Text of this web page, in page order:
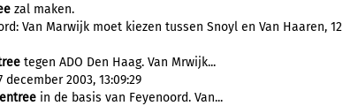
zal maken.
Van Marwijk moet kiezen tussen Snoyl en Van Haaren, 12
tegen ADO Den Haag. Van Mrwijk...
2003, 13:09:29
entree in de basis van Feyenoord. Van...